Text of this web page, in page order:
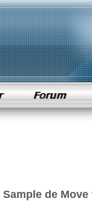
Sample de